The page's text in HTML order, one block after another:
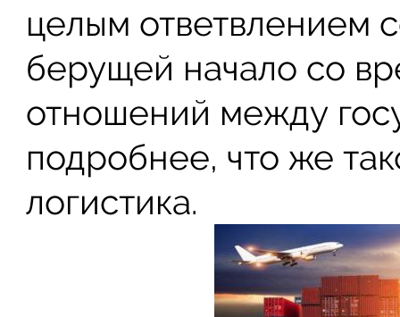
целым ответвлением
берущей начало со
отношений между
подробнее, что же
логистика.